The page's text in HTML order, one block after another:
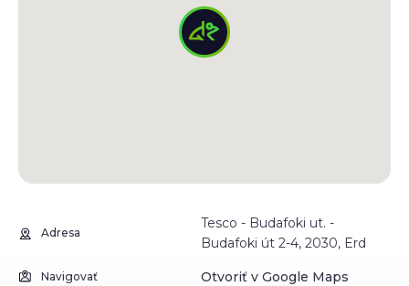
Adresa
Tesco - Budafoki ut. -
Budafoki út 2-4, 2030, Erd
Navigovať Otvoriť v Google Maps